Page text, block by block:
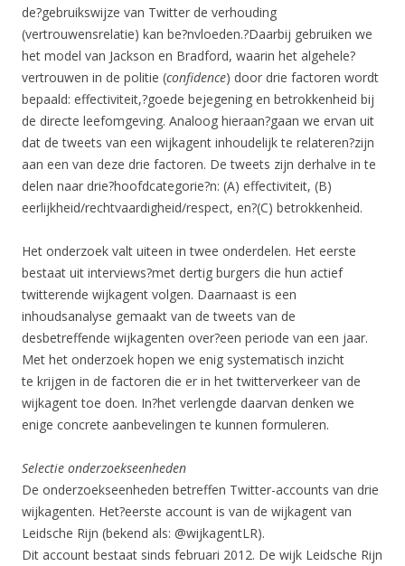
de?gebruikswijze van Twitter de verhouding
(vertrouwensrelatie) kan be?nvloeden.?Daarbij gebruiken we
het model van Jackson en Bradford, waarin het algehele?
vertrouwen in de politie (confidence) door drie factoren wordt
bepaald: effectiviteit,?goede bejegening en betrokkenheid bij
de directe leefomgeving. Analoog hieraan?gaan we ervan uit
dat de tweets van een wijkagent inhoudelijk te relateren?zijn
aan een van deze drie factoren. De tweets zijn derhalve in te
delen naar drie?hoofdcategorie?n: (A) effectiviteit, (B)
eerlijkheid/rechtvaardigheid/respect, en?(C) betrokkenheid.
Het onderzoek valt uiteen in twee onderdelen. Het eerste
bestaat uit interviews?met dertig burgers die hun actief
twitterende wijkagent volgen. Daarnaast is een
inhoudsanalyse gemaakt van de tweets van de
desbetreffende wijkagenten over?een periode van een jaar.
Met het onderzoek hopen we enig systematisch inzicht
te krijgen in de factoren die er in het twitterverkeer van de
wijkagent toe doen. In?het verlengde daarvan denken we
enige concrete aanbevelingen te kunnen formuleren.
Selectie onderzoekseenheden
De onderzoekseenheden betreffen Twitter-accounts van drie
wijkagenten. Het?eerste account is van de wijkagent van
Leidsche Rijn (bekend als: @wijkagentLR).
Dit account bestaat sinds februari 2012. De wijk Leidsche Rijn